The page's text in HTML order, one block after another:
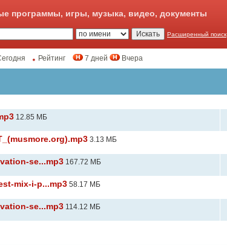
программы, игры, музыка, видео, документы
Расширенный поиск
Рейтинг 7 дней Вчера
12.85 MБ
3.13 MБ
se...mp3 167.72 MБ
mix-i-p...mp3 58.17 MБ
se...mp3 114.12 MБ